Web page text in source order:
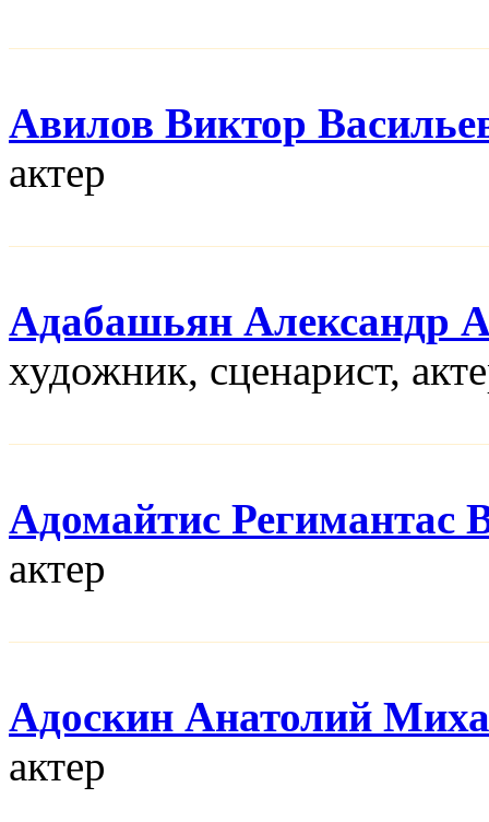
Авилов Виктор
актер
Адабашьян Александр
художник, сценарист,
Адомайтис Регимантас
актер
Адоскин Анатолий
актер